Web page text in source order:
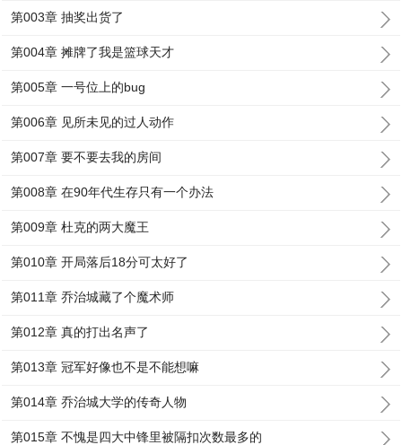
第003章 抽奖出货了
第004章 摊牌了我是篮球天才
第005章 一号位上的bug
第006章 见所未见的过人动作
第007章 要不要去我的房间
第008章 在90年代生存只有一个办法
第009章 杜克的两大魔王
第010章 开局落后18分可太好了
第011章 乔治城藏了个魔术师
第012章 真的打出名声了
第013章 冠军好像也不是不能想嘛
第014章 乔治城大学的传奇人物
第015章 不愧是四大中锋里被隔扣次数最多的